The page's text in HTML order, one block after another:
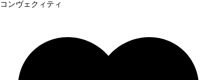
コンヴェクィティ